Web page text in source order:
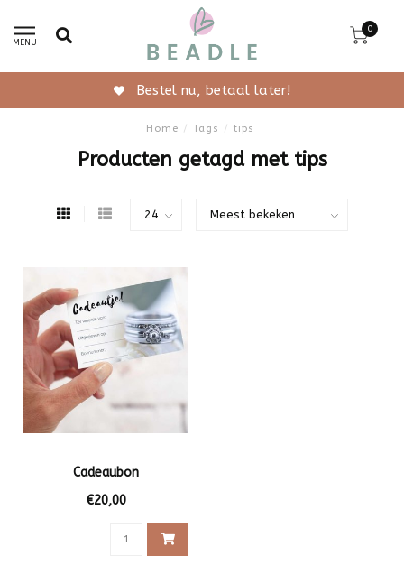
MENU
0
Bestel nu, betaal later!
Home / Tags / tips
Producten getagd met tips
Cadeaubon
€20,00